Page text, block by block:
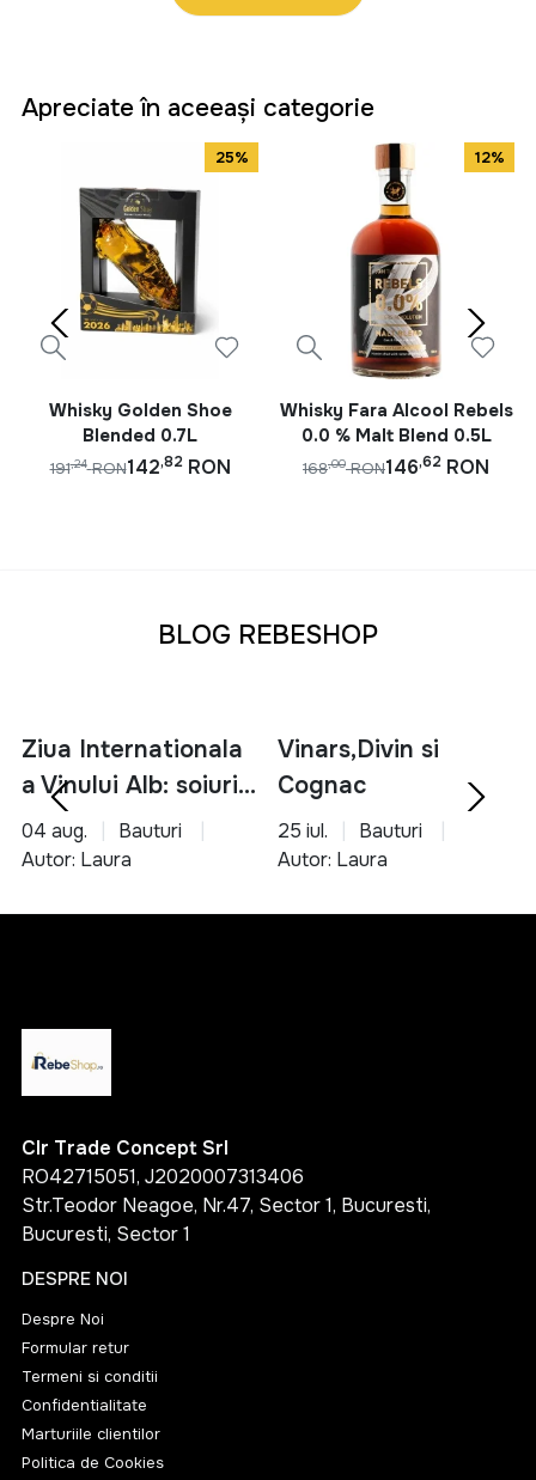
Apreciate în aceeași categorie
25%
Whisky Golden Shoe
Blended 0.7L
142,82 RON
191,24 RON
12%
Whisky Fara Alcool Rebels
0.0 % Malt Blend 0.5L
146,62 RON
168,00 RON
BLOG REBESHOP
Ziua Internationala
a Vinului Alb: soiuri,
servire si asocieri
culinare
04 aug.
Bauturi
Autor: Laura
Vinars,Divin si
Cognac
25 iul.
Bauturi
Autor: Laura
Clr Trade Concept Srl
RO42715051, J2020007313406
Str.Teodor Neagoe, Nr.47, Sector 1, Bucuresti,
Bucuresti, Sector 1
DESPRE NOI
Despre Noi
Formular retur
Termeni si conditii
Confidentialitate
Marturiile clientilor
Politica de Cookies